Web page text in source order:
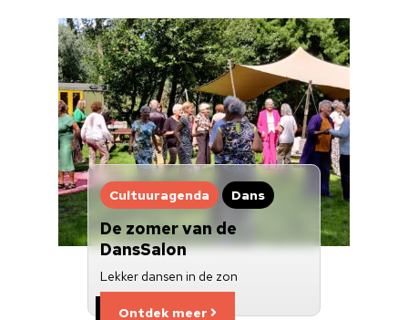
Cultuuragenda Dans
De zomer van de
DansSalon
Lekker dansen in de zon
Ontdek meer
Over ons
Nieuwsbrief
Doneren